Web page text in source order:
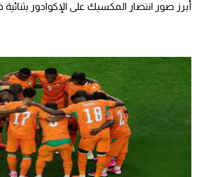
أبرز صور انتصار المكسيك على الإكوادور